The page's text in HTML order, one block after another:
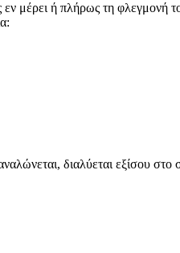
μέρει ή πλήρως τη φλεγμονή
διαλύεται εξίσου